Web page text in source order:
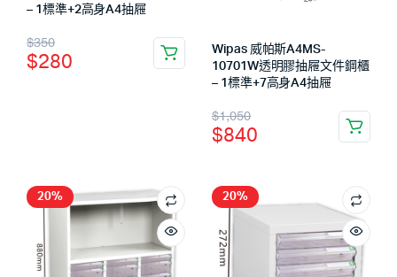
– 1標準+2高身A4抽屜
$350
$280
Wipas 威帕斯A4MS-
10701W透明膠抽屜文件鋼櫃
– 1標準+7高身A4抽屜
$1,050
$840
20% 20%